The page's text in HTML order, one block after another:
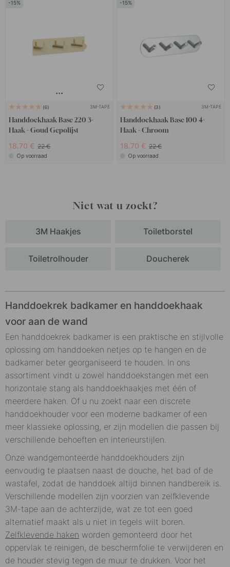
15
6 3M-TAPE
Handdoekhaak Base 220 3-
Haak - Goud Gepolijst
18.70 € 22 €
Op voorraad
15
3 3M-TAPE
Handdoekhaak Base 100 4-
Haak - Chroom
18.70 € 22 €
Op voorraad
Niet wat u zoekt?
3M Haakjes Toiletborstel
Toiletrolhouder Doucherek
Handdoekrek badkamer en handdoekhaak
voor aan de wand
Een handdoekrek badkamer is een praktische en stijlvolle
oplossing om handdoeken netjes op te hangen en de
badkamer beter georganiseerd te houden. In ons
assortiment vindt u zowel handdoekstangen met een
horizontale stang als handdoekhaakjes met één of
meerdere haken. Of u nu zoekt naar een discrete
handdoekhouder voor een moderne badkamer of een
meer klassieke oplossing, er zijn modellen die passen bij
verschillende behoeften en interieurstijlen.
Onze wandgemonteerde handdoekhouders zijn
eenvoudig te plaatsen naast de douche, het bad of de
wastafel, zodat de handdoek altijd binnen handbereik is.
Verschillende modellen zijn voorzien van zelfklevende
3M-tape aan de achterzijde, wat ze tot een goed
alternatief maakt als u niet in tegels wilt boren.
Zelfklevende haken worden gemonteerd door het
oppervlak te reinigen, de beschermfolie te verwijderen en
de houder stevig tegen de muur te drukken. Voor het